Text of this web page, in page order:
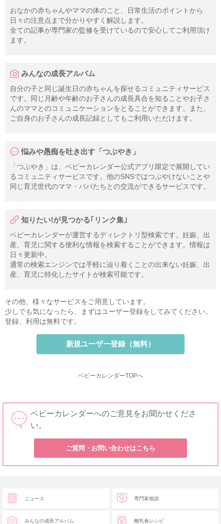
おなかの赤ちゃんやママの体のこと、日常生活のポイントから
日々の注意点まで分かりやすく解説します。
全ての記事が専門家の監修を受けているので安心してご利用頂け
ます。
みんなの成長アルバム
自分の子と同じ誕生日の赤ちゃんを探せるコミュニティサービス
です。同じ月齢や年齢のお子さんの成長具合を知ることやお子さ
んのママとのコミュニケーションをとることができます。また、
ご自身のお子さんの成長記録としてもご利用いただけます。
悩みや愚痴を吐き出す「つぶやき」
「つぶやき」は、ベビーカレンダー公式アプリ限定で展開してい
るコミュニティサービスです。他のSNSではつぶやけないことや
同じ育児世代のママ・パパたちとの交流ができるサービスです。
知りたい!が見つかる｢リンク集｣
ベビーカレンダーが運営するディレクトリ型検索です。妊娠、出
産、育児に関する便利な情報を検索することができます。情報は
日々更新中。
通常の検索エンジンでは手軽に辿り着くことの出来ない妊娠、出
産、育児に特化したサイトが検索可能です。
その他、様々なサービスをご用意しています。
少しでも気になったら、まずはユーザー登録をしてみてください。
登録、利用は無料です。
新規ユーザー登録（無料）
ベビーカレンダーTOPへ
ベビーカレンダーへのご意見をお聞かせくださ
い。
ご質問・お問い合わせはこちら
ニュース
みんなの成長アルバム
専門家相談
離乳食レシピ